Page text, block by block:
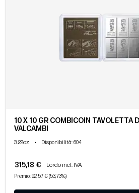
10 X 10 GR COMBICOIN TAVOLETTA
VALCAMBI
3.22oz • Disponibilità: 604
315,18 € Lordo incl. IVA
Premio: 92,57 € (53,73%)